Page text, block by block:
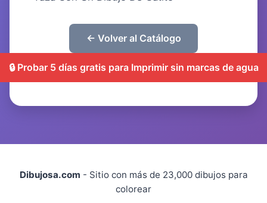
← Volver al Catálogo
🔒 Probar 5 días gratis para Imprimir sin marcas de agua
Dibujosa.com - Sitio con más de 23,000 dibujos para
colorear